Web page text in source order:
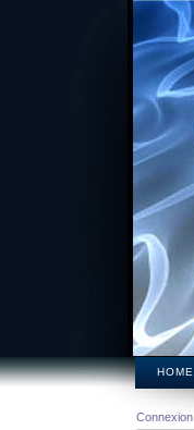
HOME
Connexion